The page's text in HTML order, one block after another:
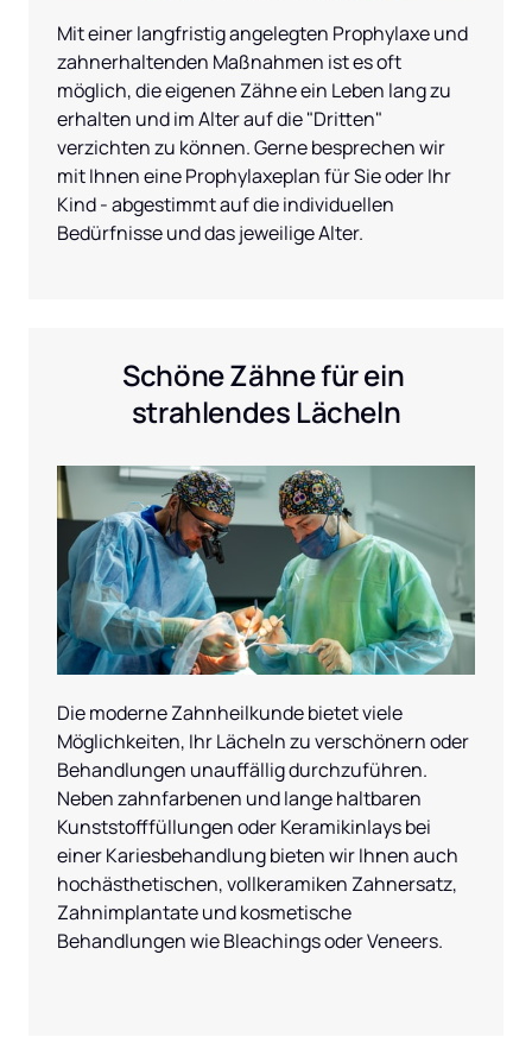
Mit einer langfristig angelegten Prophylaxe und
zahnerhaltenden Maßnahmen ist es oft
möglich, die eigenen Zähne ein Leben lang zu
erhalten und im Alter auf die "Dritten"
verzichten zu können. Gerne besprechen wir
mit Ihnen eine Prophylaxeplan für Sie oder Ihr
Kind - abgestimmt auf die individuellen
Bedürfnisse und das jeweilige Alter.
Schöne Zähne für ein
strahlendes Lächeln
Die moderne Zahnheilkunde bietet viele
Möglichkeiten, Ihr Lächeln zu verschönern oder
Behandlungen unauffällig durchzuführen.
Neben zahnfarbenen und lange haltbaren
Kunststofffüllungen oder Keramikinlays bei
einer Kariesbehandlung bieten wir Ihnen auch
hochästhetischen, vollkeramiken Zahnersatz,
Zahnimplantate und kosmetische
Behandlungen wie Bleachings oder Veneers.